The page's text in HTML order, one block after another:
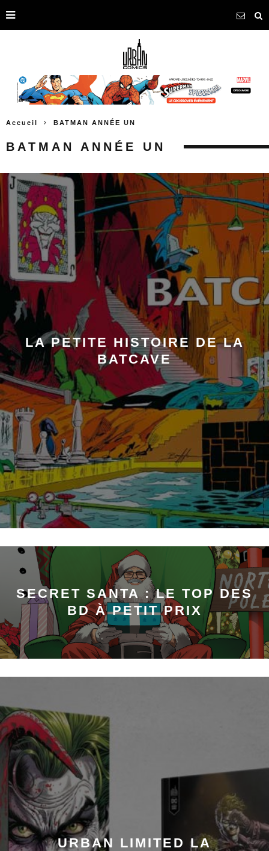
Accueil BATMAN ANNÉE UN
BATMAN ANNÉE UN
LA PETITE HISTOIRE DE LA
BATCAVE
SECRET SANTA : LE TOP DES
BD À PETIT PRIX
URBAN LIMITED LA